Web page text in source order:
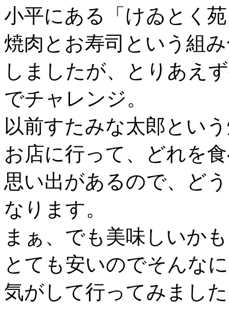
小平にある「けゐとく
焼肉とお寿司という組
しましたが、とりあえ
でチャレンジ。
以前すたみな太郎とい
お店に行って、どれを
思い出があるので、ど
なります。
まぁ、でも美味しいか
とても安いのでそんな
気がして行ってみまし